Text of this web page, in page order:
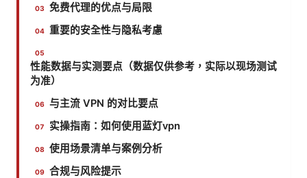
免费代理的优点与局限
重要的安全性与隐私考慮
性能数据与实测要点（数据仅供参考，实际以现场测试
为准）
与主流 VPN 的对比要点
实操指南：如何使用蓝灯vpn
使用场景清单与案例分析
合规与风险提示